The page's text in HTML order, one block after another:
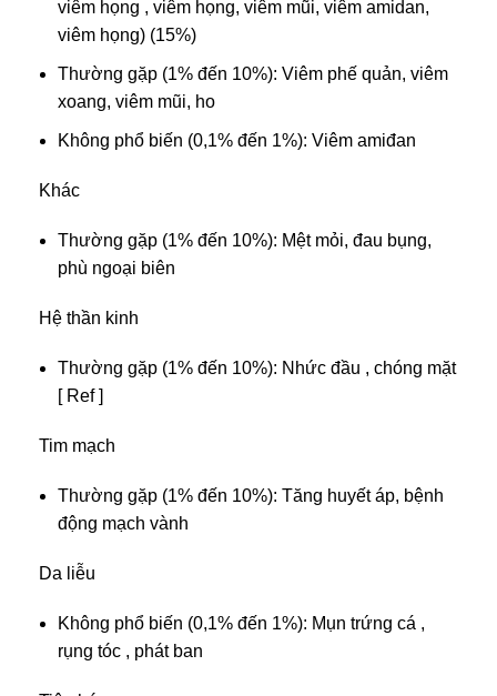
viêm họng , viêm họng, viêm mũi, viêm amidan,
viêm họng) (15%)
Thường gặp (1% đến 10%): Viêm phế quản, viêm
xoang, viêm mũi, ho
Không phổ biến (0,1% đến 1%): Viêm amiđan
Khác
Thường gặp (1% đến 10%): Mệt mỏi, đau bụng,
phù ngoại biên
Hệ thần kinh
Thường gặp (1% đến 10%): Nhức đầu , chóng mặt
[ Ref ]
Tim mạch
Thường gặp (1% đến 10%): Tăng huyết áp, bệnh
động mạch vành
Da liễu
Không phổ biến (0,1% đến 1%): Mụn trứng cá ,
rụng tóc , phát ban